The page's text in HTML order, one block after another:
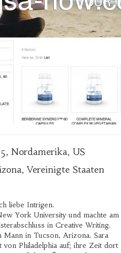
Nordamerika, US
Vereinigte Staaten
liebe Intrigen.
York University und machte am
in Creative Writing.
Mann in Tucson, Arizona. Sara
Philadelphia auf; ihre Zeit dort